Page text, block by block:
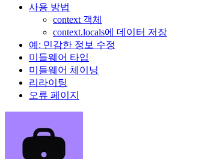
사용 방법
context 객체
context.locals에 데이터 저장
예: 민감한 정보 수정
미들웨어 타입
미들웨어 체이닝
리라이팅
오류 페이지